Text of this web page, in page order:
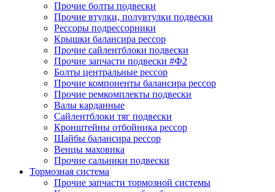
Прочие болты подвески
Прочие втулки, полувтулки подвески
Рессоры подрессорники
Крышки балансира рессор
Прочие сайлентблоки подвески
Прочие запчасти подвески #Ф2
Болты центральные рессор
Прочие компоненты балансира рессор
Прочие ремкомплекты подвески
Валы карданные
Сайлентблоки тяг подвески
Кронштейны отбойника рессор
Шайбы балансира рессор
Венцы маховика
Прочие сальники подвески
Тормозная система
Прочие запчасти тормозной системы